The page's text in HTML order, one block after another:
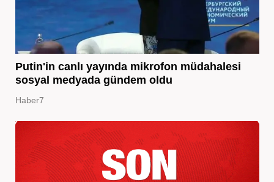
Putin'in canlı yayında mikrofon müdahalesi
sosyal medyada gündem oldu
Haber7